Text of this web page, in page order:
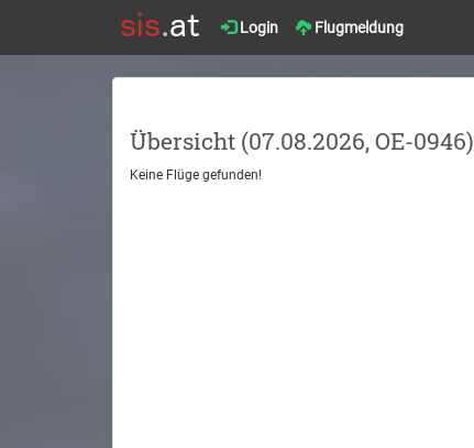
Login Flugmeldung
Übersicht (07.08.2026, OE-0946)
Keine Flüge gefunden!